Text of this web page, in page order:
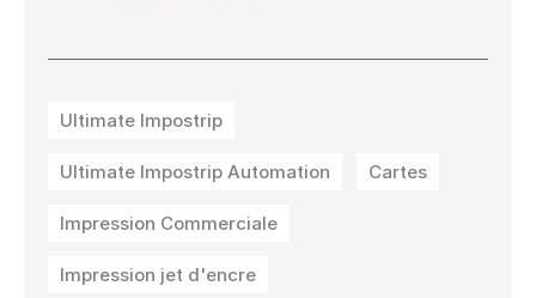
Ultimate Impostrip
Ultimate Impostrip Automation Cartes
Impression Commerciale
Impression jet d'encre